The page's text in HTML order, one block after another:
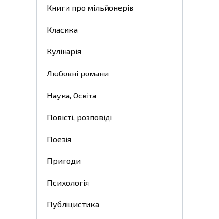
Книги про мільйонерів
Класика
Кулінарія
Любовні романи
Наука, Освіта
Повісті, розповіді
Поезія
Пригоди
Психологія
Публіцистика